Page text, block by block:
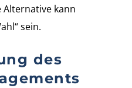
Alternative kann
sein.
des